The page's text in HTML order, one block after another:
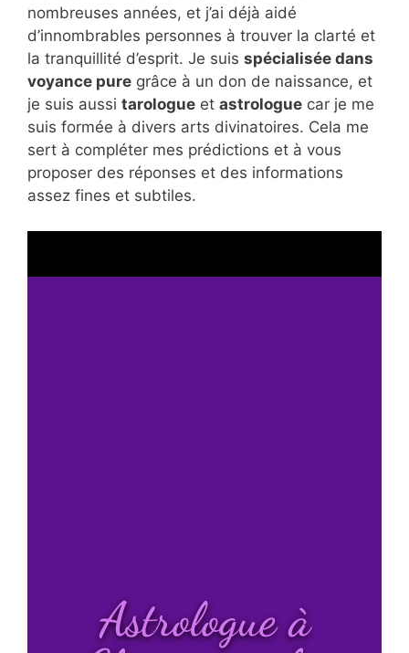
nombreuses années, et j’ai déjà aidé
d’innombrables personnes à trouver la clarté et
la tranquillité d’esprit. Je suis spécialisée dans
voyance pure grâce à un don de naissance, et
je suis aussi tarologue et astrologue car je me
suis formée à divers arts divinatoires. Cela me
sert à compléter mes prédictions et à vous
proposer des réponses et des informations
assez fines et subtiles.
Astrologue à